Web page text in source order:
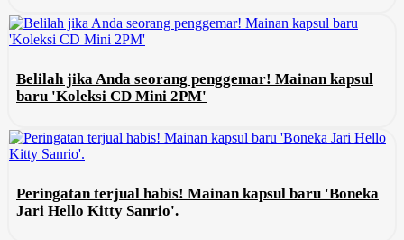
Belilah jika Anda seorang penggemar! Mainan kapsul
baru 'Koleksi CD Mini 2PM'
Peringatan terjual habis! Mainan kapsul baru 'Boneka
Jari Hello Kitty Sanrio'.